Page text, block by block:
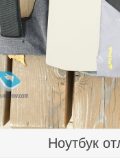
Ноутбук